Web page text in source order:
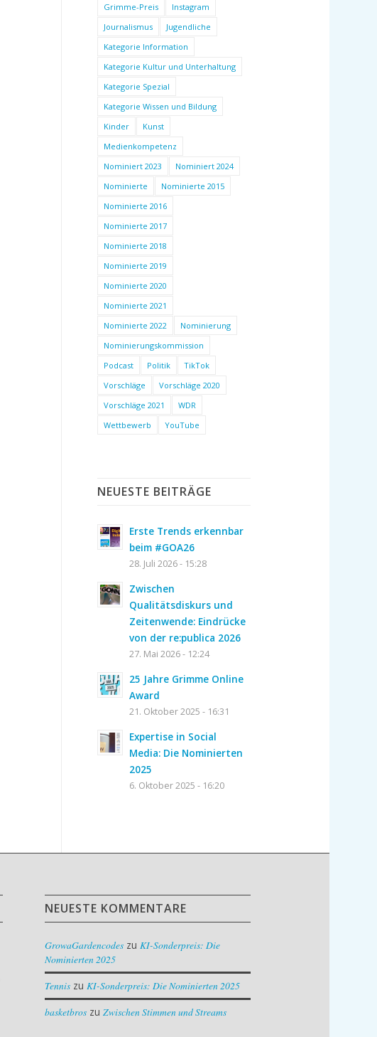
Grimme-Preis
Instagram
Journalismus
Jugendliche
Kategorie Information
Kategorie Kultur und Unterhaltung
Kategorie Spezial
Kategorie Wissen und Bildung
Kinder
Kunst
Medienkompetenz
Nominiert 2023
Nominiert 2024
Nominierte
Nominierte 2015
Nominierte 2016
Nominierte 2017
Nominierte 2018
Nominierte 2019
Nominierte 2020
Nominierte 2021
Nominierte 2022
Nominierung
Nominierungskommission
Podcast
Politik
TikTok
Vorschläge
Vorschläge 2020
Vorschläge 2021
WDR
Wettbewerb
YouTube
NEUESTE BEITRÄGE
Erste Trends erkennbar
beim #GOA26
28. Juli 2026 - 15:28
Zwischen
Qualitätsdiskurs und
Zeitenwende: Eindrücke
von der re:publica 2026
27. Mai 2026 - 12:24
25 Jahre Grimme Online
Award
21. Oktober 2025 - 16:31
Expertise in Social
Media: Die Nominierten
2025
6. Oktober 2025 - 16:20
NEUESTE KOMMENTARE
GrowaGardencodes zuKI-Sonderpreis: Die
Nominierten 2025
Tennis zuKI-Sonderpreis: Die Nominierten 2025
basketbros zuZwischen Stimmen und Streams